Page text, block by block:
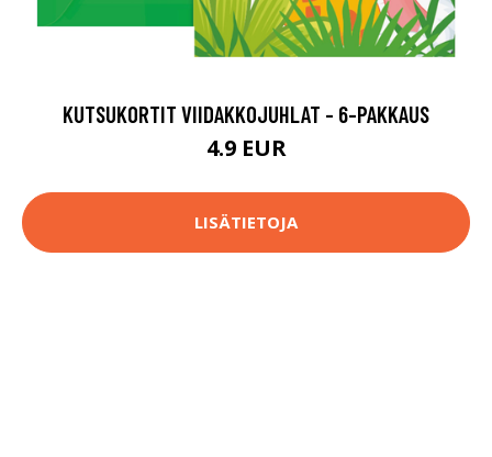
KUTSUKORTIT VIIDAKKOJUHLAT - 6-PAKKAUS
4.9 EUR
LISÄTIETOJA